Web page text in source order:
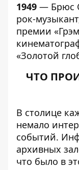
1949 — Брюс
рок-
премии
«Золотой
ЧТО
В столице
немало
событий.
архивных
что было в